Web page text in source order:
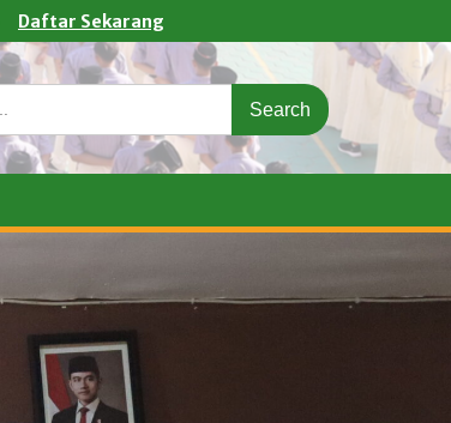
Daftar Sekarang